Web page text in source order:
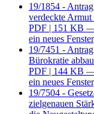
19/1854 -
verdeckte
PDF | 151 KB —
ein neues
19/7451 -
Bürokratie
PDF | 144 KB —
ein neues
19/7504 -
zielgenauen